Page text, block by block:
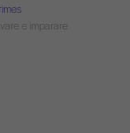
e imparare